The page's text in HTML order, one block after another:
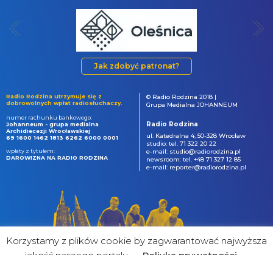
Jak zdobyć patronat?
Radio Rodzina utrzymuje się z
dobrowolnych wpłat radiosłuchaczy.
numer rachunku bankowego:
Johanneum - grupa medialna
Archidiecezji Wrocławskiej
69 1600 1462 1813 6262 6000 0001
wpłaty z tytułem:
DAROWIZNA NA RADIO RODZINA
© Radio Rodzina 2018 |
Grupa Medialna JOHANNEUM
Radio Rodzina
ul. Katedralna 4, 50-328 Wrocław
studio: tel. 71 322 20 22
e-mail: studio@radiorodzina.pl
newsroom: tel. +48 71 327 12 85
e-mail: reporter@radiorodzina.pl
Korzystamy z plików cookie by zagwarantować najwyższa